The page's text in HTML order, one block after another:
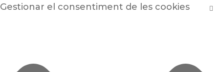
Gestionar el consentiment de les cookies